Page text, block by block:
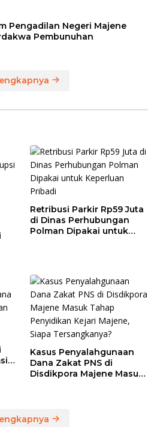
Pengadilan Negeri Majene
Pembunuhan
Retribusi Parkir Rp59 Juta
di Dinas Perhubungan
Polman Dipakai untuk
Kasus Penyalahgunaan
Dana Zakat PNS di
Disdikpora Majene Masuk